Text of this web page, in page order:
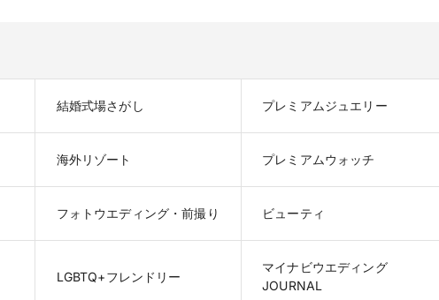
結婚式場さがし プレミアムジュエリー
海外リゾート プレミアムウォッチ
フォトウエディング・前撮り ビューティ
LGBTQ+フレンドリー
マイナビウエディング
JOURNAL